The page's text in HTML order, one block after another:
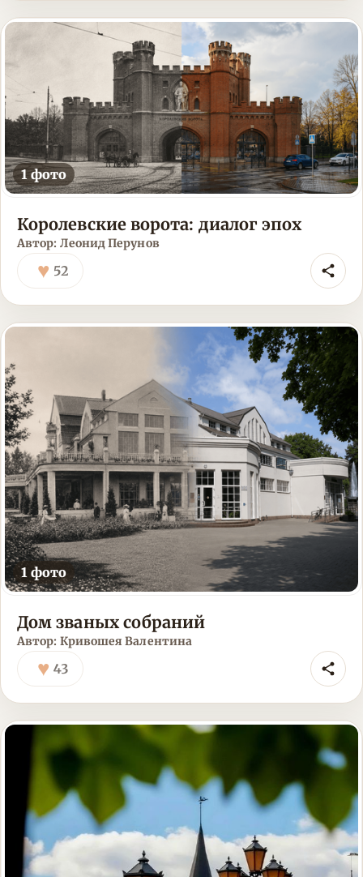
1 фото
Королевские ворота: диалог эпох
Автор: Леонид Перунов
♥ 52
1 фото
Дом званых собраний
Автор: Кривошея Валентина
♥ 43